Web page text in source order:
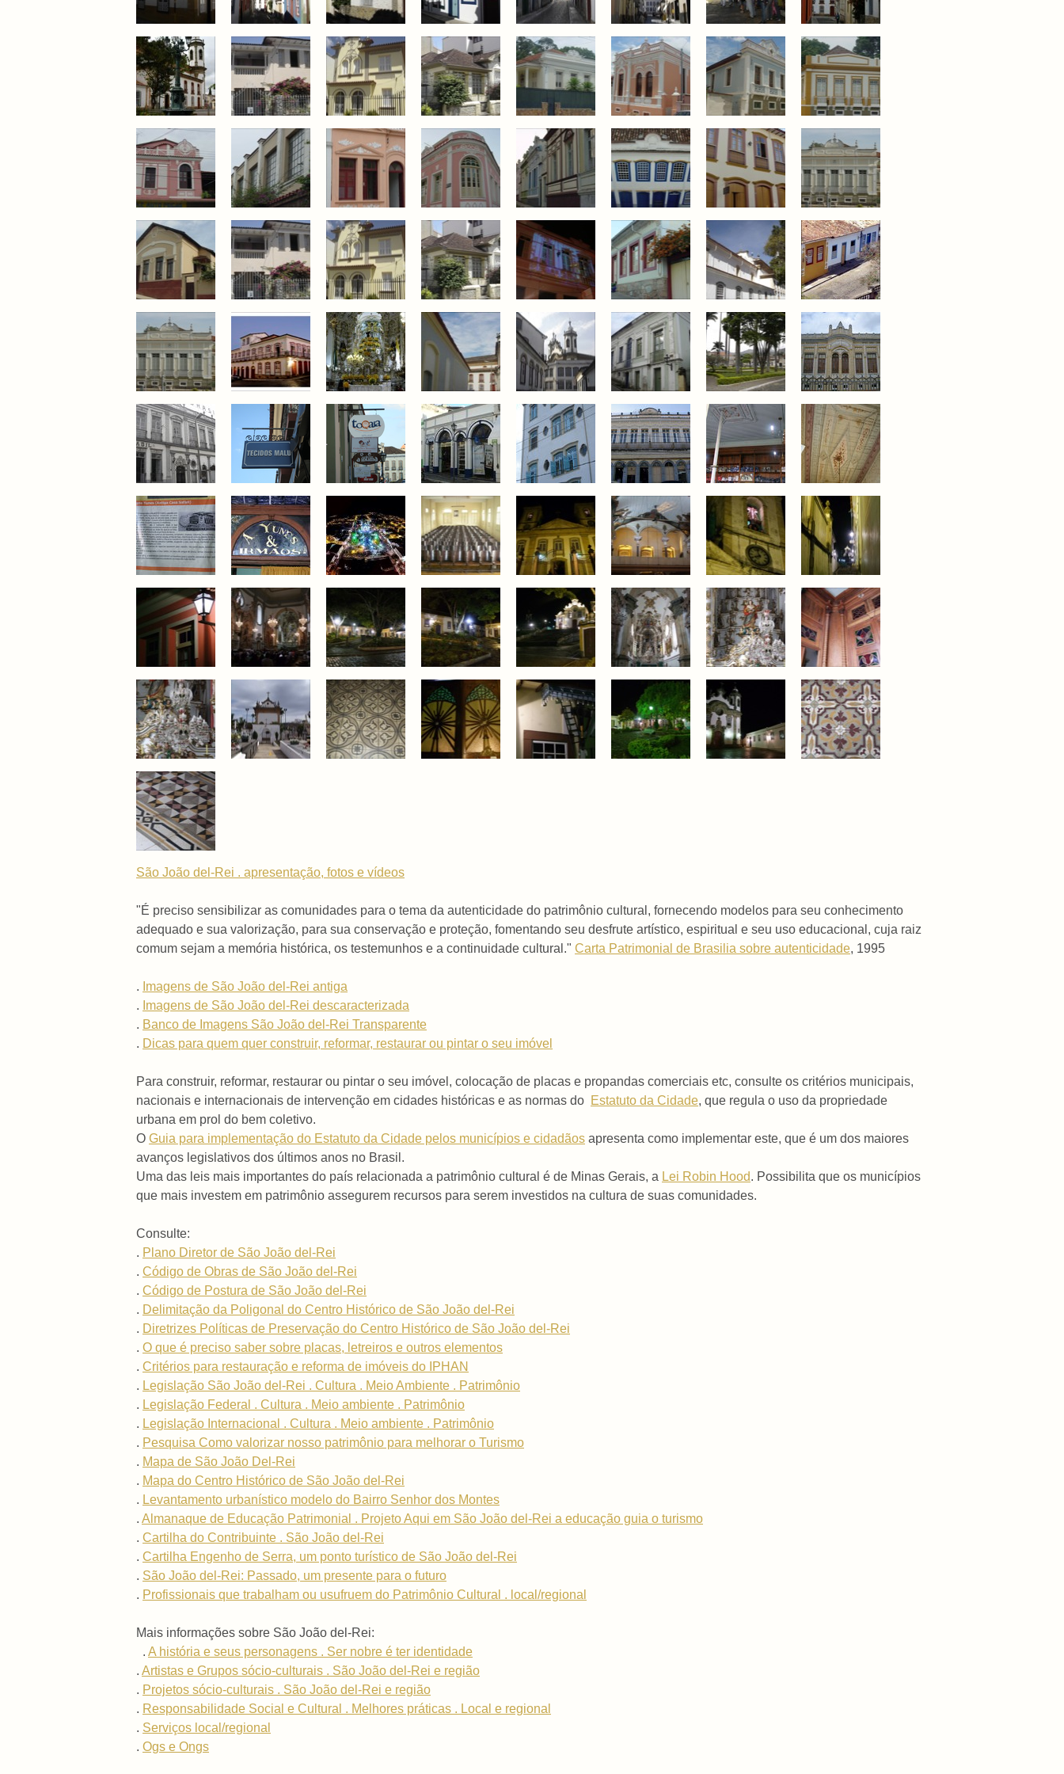
São João del-Rei . apresentação, fotos e vídeos
"É preciso sensibilizar as comunidades para o tema da autenticidade do patrimônio cultural, fornecendo modelos para seu conhecimento
adequado e sua valorização, para sua conservação e proteção, fomentando seu desfrute artístico, espiritual e seu uso educacional, cuja raiz
comum sejam a memória histórica, os testemunhos e a continuidade cultural." Carta Patrimonial de Brasilia sobre autenticidade, 1995
. Imagens de São João del-Rei antiga
. Imagens de São João del-Rei descaracterizada
. Banco de Imagens São João del-Rei Transparente
. Dicas para quem quer construir, reformar, restaurar ou pintar o seu imóvel
Para construir, reformar, restaurar ou pintar o seu imóvel, colocação de placas e propandas comerciais etc, consulte os critérios municipais,
nacionais e internacionais de intervenção em cidades históricas e as normas do Estatuto da Cidade, que regula o uso da propriedade
urbana em prol do bem coletivo.
O Guia para implementação do Estatuto da Cidade pelos municípios e cidadãos apresenta como implementar este, que é um dos maiores
avanços legislativos dos últimos anos no Brasil.
Uma das leis mais importantes do país relacionada a patrimônio cultural é de Minas Gerais, a Lei Robin Hood. Possibilita que os municípios
que mais investem em patrimônio assegurem recursos para serem investidos na cultura de suas comunidades.
Consulte:
. Plano Diretor de São João del-Rei
. Código de Obras de São João del-Rei
. Código de Postura de São João del-Rei
. Delimitação da Poligonal do Centro Histórico de São João del-Rei
. Diretrizes Políticas de Preservação do Centro Histórico de São João del-Rei
. O que é preciso saber sobre placas, letreiros e outros elementos
. Critérios para restauração e reforma de imóveis do IPHAN
. Legislação São João del-Rei . Cultura . Meio Ambiente . Patrimônio
. Legislação Federal . Cultura . Meio ambiente . Patrimônio
. Legislação Internacional . Cultura . Meio ambiente . Patrimônio
. Pesquisa Como valorizar nosso patrimônio para melhorar o Turismo
. Mapa de São João Del-Rei
. Mapa do Centro Histórico de São João del-Rei
. Levantamento urbanístico modelo do Bairro Senhor dos Montes
. Almanaque de Educação Patrimonial . Projeto Aqui em São João del-Rei a educação guia o turismo
. Cartilha do Contribuinte . São João del-Rei
. Cartilha Engenho de Serra, um ponto turístico de São João del-Rei
. São João del-Rei: Passado, um presente para o futuro
. Profissionais que trabalham ou usufruem do Patrimônio Cultural . local/regional
Mais informações sobre São João del-Rei:
. A história e seus personagens . Ser nobre é ter identidade
. Artistas e Grupos sócio-culturais . São João del-Rei e região
. Projetos sócio-culturais . São João del-Rei e região
. Responsabilidade Social e Cultural . Melhores práticas . Local e regional
. Serviços local/regional
. Ogs e Ongs